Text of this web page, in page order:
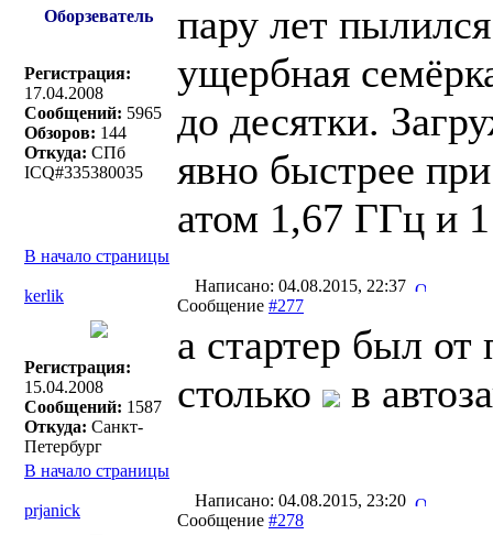
Оборзеватель
Регистрация:
17.04.2008
Сообщений: 5965
Обзоров: 144
Откуда: СПб
ICQ#335380035
пару лет
ущербная
до десятки.
явно быстрее
атом 1,67 ГГц и
В начало страницы
kerlik
Написано: 04.08.2015, 22:37
Сообщение #277
Регистрация:
15.04.2008
Сообщений: 1587
Откуда: Санкт-
Петербург
а стартер был
столько
в
В начало страницы
prjanick
Написано: 04.08.2015, 23:20
Сообщение #278